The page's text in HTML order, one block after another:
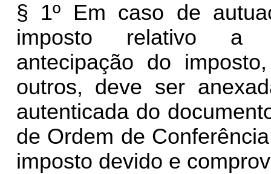
§ 1º Em caso de
imposto relativo a
antecipação do
outros, deve ser
autenticada do
de Ordem de
imposto devido e